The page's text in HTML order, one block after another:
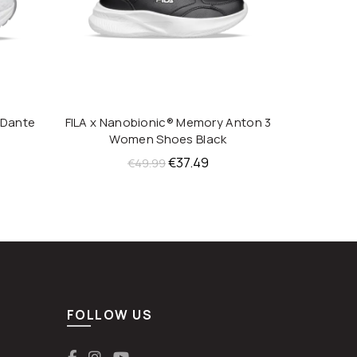
QUICK SHOP
FILA x Nanobionic® Memory Anton 3
Women Shoes Black
€49.99Original
€37.49
FOLLOW US